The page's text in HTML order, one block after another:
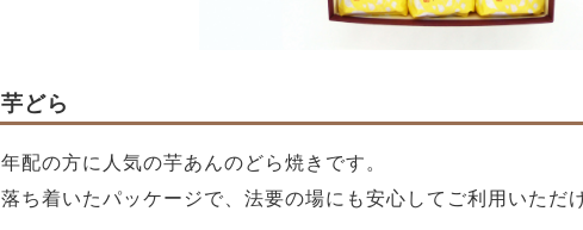
芋どら
年配の方に人気の芋あんのどら焼きです。
落ち着いたパッケージで、法要の場にも安心してご利用いただ